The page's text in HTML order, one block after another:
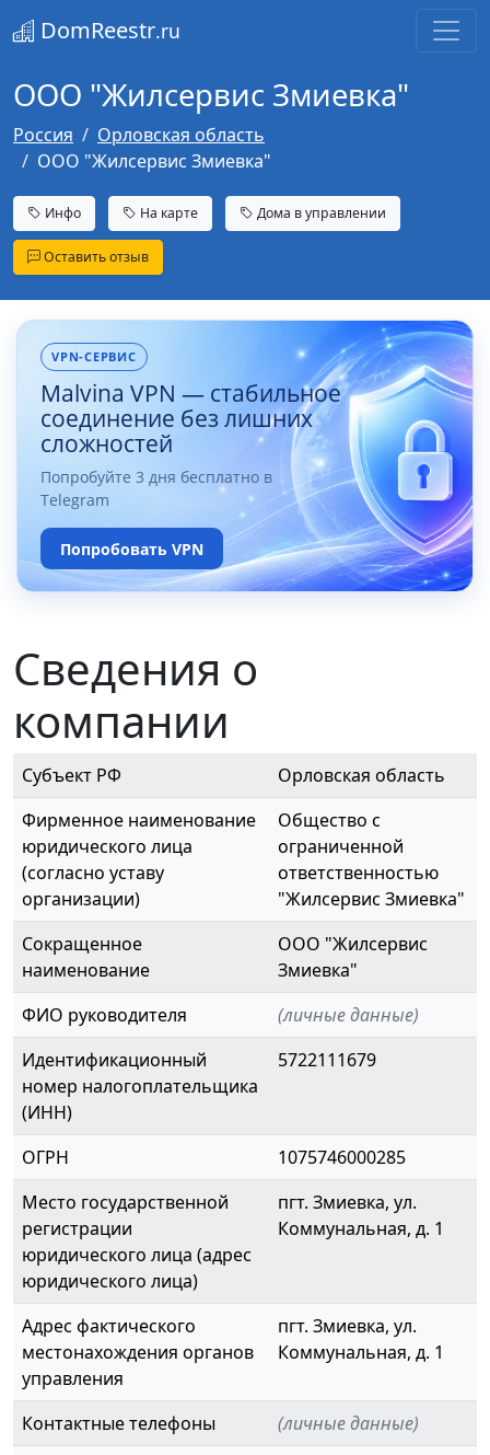
DomReestr.ru
ООО "Жилсервис Змиевка"
Россия
Орловская область
ООО "Жилсервис Змиевка"
Инфо На карте Дома в управлении
Оставить отзыв
VPN-СЕРВИС
Malvina VPN — стабильное
соединение без лишних
сложностей
Попробуйте 3 дня бесплатно в
Telegram
Попробовать VPN
Сведения о
компании
Субъект РФ
Орловская область
Фирменное наименование
юридического лица
(согласно уставу
организации)
Общество с
ограниченной
ответственностью
"Жилсервис Змиевка"
Сокращенное
наименование
ООО "Жилсервис
Змиевка"
ФИО руководителя
(личные данные)
Идентификационный
номер налогоплательщика
(ИНН)
5722111679
ОГРН
1075746000285
Место государственной
регистрации
юридического лица (адрес
юридического лица)
пгт. Змиевка, ул.
Коммунальная, д. 1
Адрес фактического
местонахождения органов
управления
пгт. Змиевка, ул.
Коммунальная, д. 1
Контактные телефоны
(личные данные)